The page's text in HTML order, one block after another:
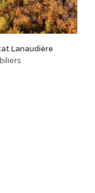
Lanaudière